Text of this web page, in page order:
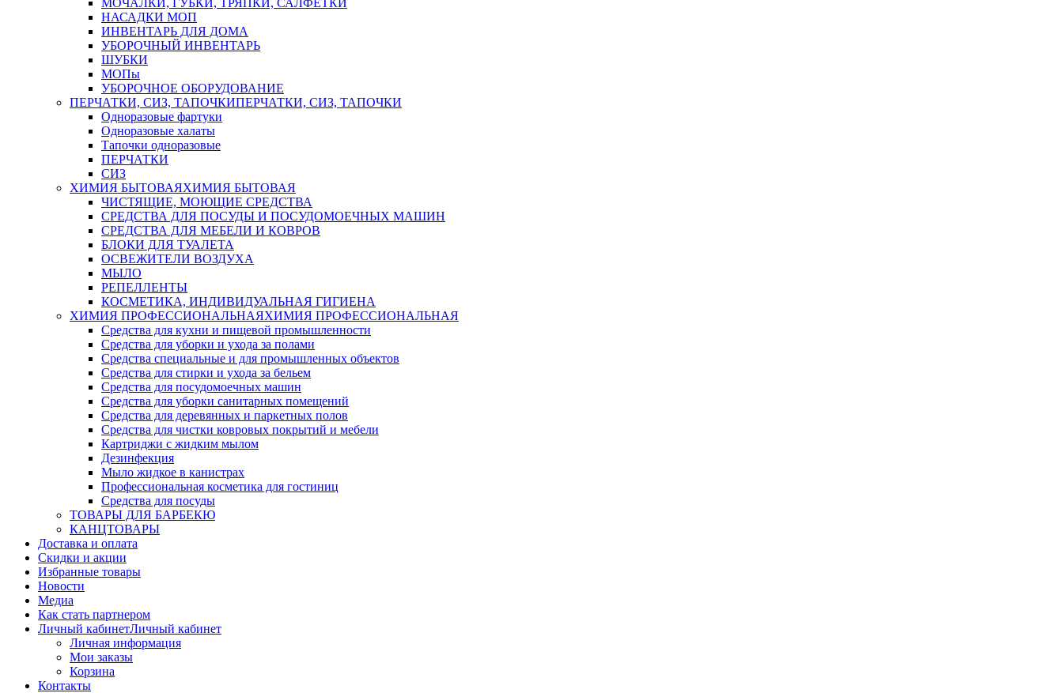
МОЧАЛКИ, ГУБКИ, ТРЯПКИ, САЛФЕТКИ
НАСАДКИ МОП
ИНВЕНТАРЬ ДЛЯ ДОМА
УБОРОЧНЫЙ ИНВЕНТАРЬ
ШУБКИ
МОПы
УБОРОЧНОЕ ОБОРУДОВАНИЕ
ПЕРЧАТКИ, СИЗ, ТАПОЧКИПЕРЧАТКИ, СИЗ, ТАПОЧКИ
Одноразовые фартуки
Одноразовые халаты
Тапочки одноразовые
ПЕРЧАТКИ
СИЗ
ХИМИЯ БЫТОВАЯХИМИЯ БЫТОВАЯ
ЧИСТЯЩИЕ, МОЮЩИЕ СРЕДСТВА
СРЕДСТВА ДЛЯ ПОСУДЫ И ПОСУДОМОЕЧНЫХ МАШИН
СРЕДСТВА ДЛЯ МЕБЕЛИ И КОВРОВ
БЛОКИ ДЛЯ ТУАЛЕТА
ОСВЕЖИТЕЛИ ВОЗДУХА
МЫЛО
РЕПЕЛЛЕНТЫ
КОСМЕТИКА, ИНДИВИДУАЛЬНАЯ ГИГИЕНА
ХИМИЯ ПРОФЕССИОНАЛЬНАЯХИМИЯ ПРОФЕССИОНАЛЬНАЯ
Средства для кухни и пищевой промышленности
Средства для уборки и ухода за полами
Средства специальные и для промышленных объектов
Средства для стирки и ухода за бельем
Средства для посудомоечных машин
Средства для уборки санитарных помещений
Средства для деревянных и паркетных полов
Средства для чистки ковровых покрытий и мебели
Картриджи с жидким мылом
Дезинфекция
Мыло жидкое в канистрах
Профессиональная косметика для гостиниц
Средства для посуды
ТОВАРЫ ДЛЯ БАРБЕКЮ
КАНЦТОВАРЫ
Доставка и оплата
Скидки и акции
Избранные товары
Новости
Медиа
Как стать партнером
Личный кабинетЛичный кабинет
Личная информация
Мои заказы
Корзина
Контакты